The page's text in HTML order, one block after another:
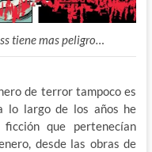
tiene mas peligro…
de terror tampoco es
lo largo de los años he
que pertenecían
desde las obras de